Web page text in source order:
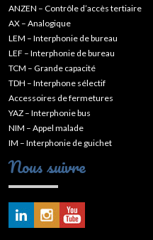
ANZEN – Contrôle d’accès tertiaire
AX – Analogique
LEM – Interphonie de bureau
LEF – Interphonie de bureau
TCM – Grande capacité
TDH – Interphone sélectif
Accessoires de fermetures
YAZ – Interphonie bus
NIM – Appel malade
IM – Interphonie de guichet
Nous suivre